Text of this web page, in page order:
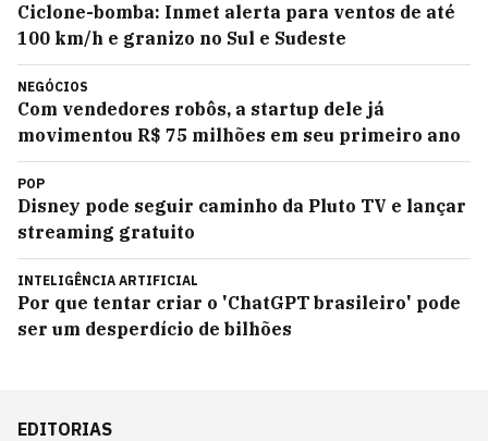
Ciclone-bomba: Inmet alerta para ventos de até
100 km/h e granizo no Sul e Sudeste
NEGÓCIOS
Com vendedores robôs, a startup dele já
movimentou R$ 75 milhões em seu primeiro ano
POP
Disney pode seguir caminho da Pluto TV e lançar
streaming gratuito
INTELIGÊNCIA ARTIFICIAL
Por que tentar criar o 'ChatGPT brasileiro' pode
ser um desperdício de bilhões
EDITORIAS